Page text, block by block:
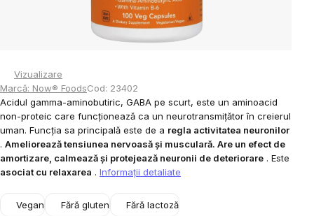
Vizualizare
Marcă: Now® FoodsCod: 23402
Acidul gamma-aminobutiric, GABA pe scurt, este un aminoacid
non-proteic care funcționează ca un neurotransmițător în creierul
uman. Funcția sa principală este de a regla activitatea neuronilor
. Ameliorează tensiunea nervoasă și musculară. Are un efect de
amortizare, calmează și protejează neuronii de deteriorare . Este
asociat cu relaxarea . Informaţii detaliate
Vegan Fără gluten Fără lactoză